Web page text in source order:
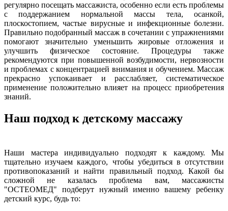
регулярно посещать массажиста, особенно если есть проблемы
с поддержанием нормальной массы тела, осанкой,
плоскостопием, частые вирусные и инфекционные болезни.
Правильно подобранный массаж в сочетании с упражнениями
помогают значительно уменьшить жировые отложения и
улучшить физическое состояние. Процедуры также
рекомендуются при повышенной возбудимости, нервозности
и проблемах с концентрацией внимания и обучением. Массаж
прекрасно успокаивает и расслабляет, систематическое
применение положительно влияет на процесс приобретения
знаний.
Наш подход к детскому массажу
Наши мастера индивидуально подходят к каждому. Мы
тщательно изучаем каждого, чтобы убедиться в отсутствии
противопоказаний и найти правильный подход. Какой бы
сложной не казалась проблема вам, массажисты
"ОСТЕОМЕД" подберут нужный именно вашему ребенку
детский курс, будь то: